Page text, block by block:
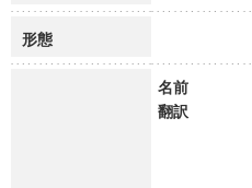
形態
名前
翻訳